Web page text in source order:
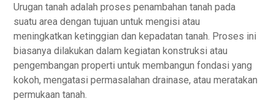
Urugan tanah adalah proses penambahan tanah pada
suatu area dengan tujuan untuk mengisi atau
meningkatkan ketinggian dan kepadatan tanah. Proses ini
biasanya dilakukan dalam kegiatan konstruksi atau
pengembangan properti untuk membangun fondasi yang
kokoh, mengatasi permasalahan drainase, atau meratakan
permukaan tanah.